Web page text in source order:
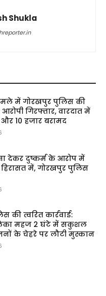
Shukla
में गोरखपुर पुलिस की
आरोपी गिरफ्तार, वारदात में
₹10 हजार बरामद
देकर दुष्कर्म के आरोप में
में, गोरखपुर पुलिस
की त्वरित कार्रवाई:
महज 2 घंटे में सकुशल
के चेहरे पर लौटी मुस्कान